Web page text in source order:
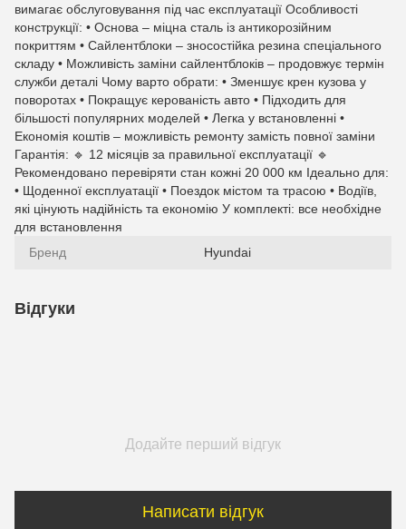
вимагає обслуговування під час експлуатації Особливості
конструкції: • Основа – міцна сталь із антикорозійним
покриттям • Сайлентблоки – зносостійка резина спеціального
складу • Можливість заміни сайлентблоків – продовжує термін
служби деталі Чому варто обрати: • Зменшує крен кузова у
поворотах • Покращує керованість авто • Підходить для
більшості популярних моделей • Легка у встановленні •
Економія коштів – можливість ремонту замість повної заміни
Гарантія: 🔹 12 місяців за правильної експлуатації 🔹
Рекомендовано перевіряти стан кожні 20 000 км Ідеально для:
• Щоденної експлуатації • Поездок містом та трасою • Водіїв,
які цінують надійність та економію У комплекті: все необхідне
для встановлення
Бренд
Hyundai
Відгуки
Додайте перший відгук
Написати відгук